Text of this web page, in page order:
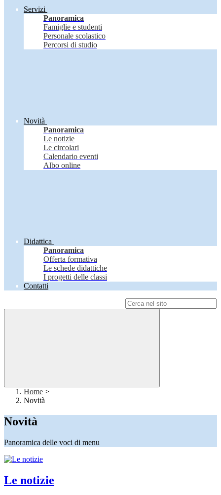
Servizi
Panoramica
Famiglie e studenti
Personale scolastico
Percorsi di studio
Novità
Panoramica
Le notizie
Le circolari
Calendario eventi
Albo online
Didattica
Panoramica
Offerta formativa
Le schede didattiche
I progetti delle classi
Contatti
Home >
Novità
Novità
Panoramica delle voci di menu
Le notizie